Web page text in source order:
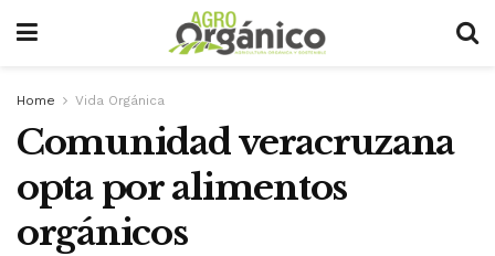
Home Vida Orgánica
Comunidad veracruzana
opta por alimentos
orgánicos